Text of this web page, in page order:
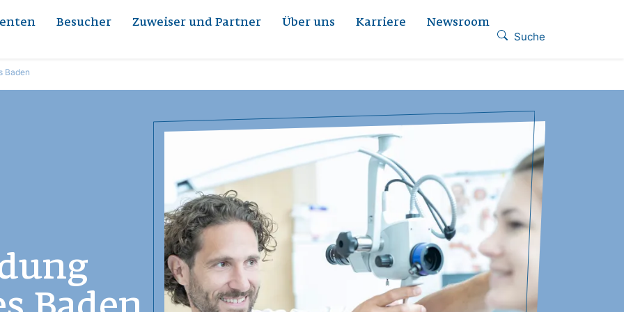
Besucher Zuweiser und Partner Über uns Karriere Newsroom
Suche
Baden